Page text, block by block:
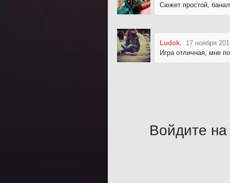
Сюжет простой,
Ludok.
17 ноября
Игра отличная, мне
Войдите на